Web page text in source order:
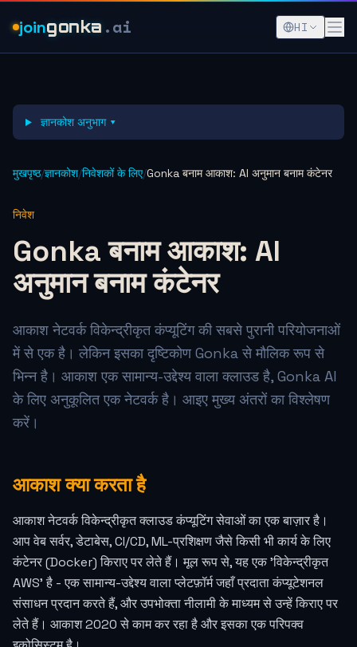
joingonka .ai HI
ज्ञानकोश अनुभाग ▾
मुखपृष्ठ/ज्ञानकोश/निवेशकों के लिए/Gonka बनाम आकाश: AI अनुमान बनाम कंटेनर
निवेश
Gonka बनाम आकाश: AI
अनुमान बनाम कंटेनर
आकाश नेटवर्क विकेन्द्रीकृत कंप्यूटिंग की सबसे पुरानी परियोजनाओं
में से एक है। लेकिन इसका दृष्टिकोण Gonka से मौलिक रूप से
भिन्न है। आकाश एक सामान्य-उद्देश्य वाला क्लाउड है, Gonka AI
के लिए अनुकूलित एक नेटवर्क है। आइए मुख्य अंतरों का विश्लेषण
करें।
आकाश क्या करता है
आकाश नेटवर्क विकेन्द्रीकृत क्लाउड कंप्यूटिंग सेवाओं का एक बाज़ार है।
आप वेब सर्वर, डेटाबेस, CI/CD, ML-प्रशिक्षण जैसे किसी भी कार्य के लिए
कंटेनर (Docker) किराए पर लेते हैं। मूल रूप से, यह एक 'विकेन्द्रीकृत
AWS' है - एक सामान्य-उद्देश्य वाला प्लेटफ़ॉर्म जहाँ प्रदाता कंप्यूटेशनल
संसाधन प्रदान करते हैं, और उपभोक्ता नीलामी के माध्यम से उन्हें किराए पर
लेते हैं। आकाश 2020 से काम कर रहा है और इसका एक परिपक्व